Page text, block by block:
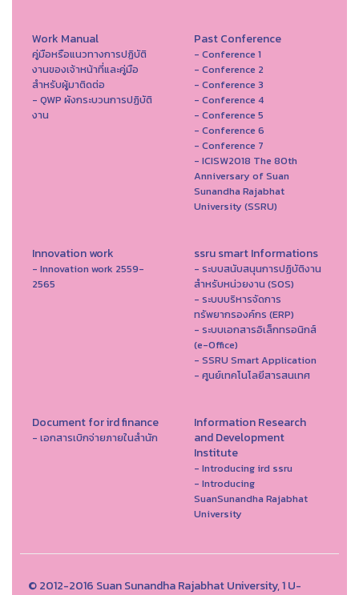
Work Manual
คู่มือหรือแนวทางการปฏิบัติ
งานของเจ้าหน้าที่และคู่มือ
สำหรับผู้มาติดต่อ
- QWP ผังกระบวนการปฏิบัติ
งาน
Past Conference
- Conference 1
- Conference 2
- Conference 3
- Conference 4
- Conference 5
- Conference 6
- Conference 7
- ICISW2018 The 80th
Anniversary of Suan
Sunandha Rajabhat
University (SSRU)
Innovation work
- Innovation work 2559-
2565
ssru smart Informations
- ระบบสนับสนุนการปฏิบัติงาน
สำหรับหน่วยงาน (SOS)
- ระบบบริหารจัดการ
ทรัพยากรองค์กร (ERP)
- ระบบเอกสารอิเล็กทรอนิกส์
(e-Office)
- SSRU Smart Application
- ศูนย์เทคโนโลยีสารสนเทศ
Document for ird finance
- เอกสารเบิกจ่ายภายในสำนัก
Information Research
and Development
Institute
- Introducing ird ssru
- Introducing
SuanSunandha Rajabhat
University
© 2012-2016 Suan Sunandha Rajabhat University, 1 U-